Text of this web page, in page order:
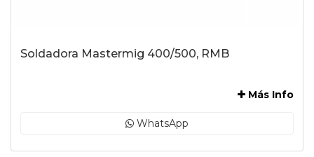
Soldadora Mastermig 400/500, RMB
Más Info
WhatsApp